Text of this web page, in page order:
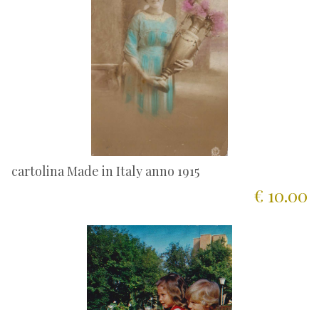
cartolina Made in Italy anno 1915
€ 10.00